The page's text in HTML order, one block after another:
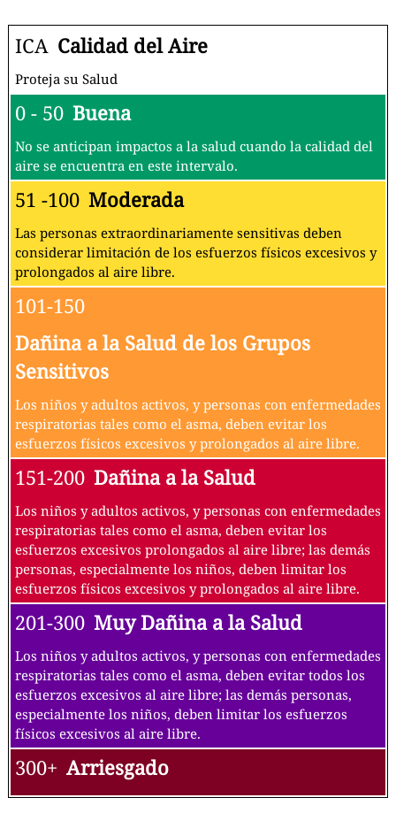
ICA Calidad del Aire
Proteja su Salud
0 - 50 Buena
No se anticipan impactos a la salud cuando la calidad del
aire se encuentra en este intervalo.
51 -100 Moderada
Las personas extraordinariamente sensitivas deben
considerar limitación de los esfuerzos físicos excesivos y
prolongados al aire libre.
101-150
Dañina a la Salud de los Grupos
Sensitivos
Los niños y adultos activos, y personas con enfermedades
respiratorias tales como el asma, deben evitar los
esfuerzos físicos excesivos y prolongados al aire libre.
151-200 Dañina a la Salud
Los niños y adultos activos, y personas con enfermedades
respiratorias tales como el asma, deben evitar los
esfuerzos excesivos prolongados al aire libre; las demás
personas, especialmente los niños, deben limitar los
esfuerzos físicos excesivos y prolongados al aire libre.
201-300 Muy Dañina a la Salud
Los niños y adultos activos, y personas con enfermedades
respiratorias tales como el asma, deben evitar todos los
esfuerzos excesivos al aire libre; las demás personas,
especialmente los niños, deben limitar los esfuerzos
físicos excesivos al aire libre.
300+ Arriesgado